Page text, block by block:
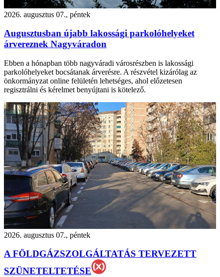
2026. augusztus 07., péntek
Augusztusban újabb lakossági parkolóhelyeket
árvereznek Nagyváradon
Ebben a hónapban több nagyváradi városrészben is lakossági
parkolóhelyeket bocsátanak árverésre. A részvétel kizárólag az
önkormányzat online felületén lehetséges, ahol előzetesen
regisztrálni és kérelmet benyújtani is kötelező.
2026. augusztus 07., péntek
A FÖLDGÁZSZOLGÁLTATÁS TERVEZETT
SZÜNETELTETÉSE